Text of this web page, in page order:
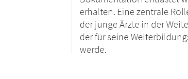
erhalten. Eine zentrale
der junge Ärzte in der
der für seine
werde.